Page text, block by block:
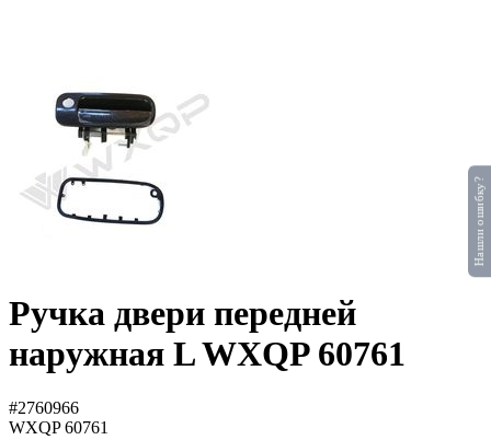
Ручка двери передней
наружная L WXQP 60761
#2760966
WXQP 60761
Нашли ошибку?